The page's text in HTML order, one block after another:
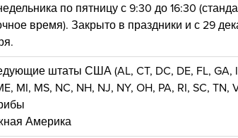
по пятницу с 9:30 до 16:30
время). Закрыто в праздники и с 29
штаты США (AL, CT, DC, DE, FL, GA,
MI, MS, NC, NH, NJ, NY, OH, PA, RI, SC, TN,
Америка